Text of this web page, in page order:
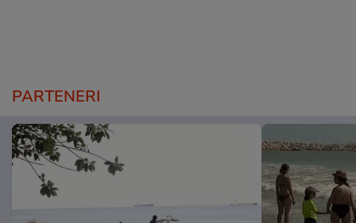
PARTENERI